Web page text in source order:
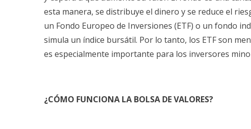
esta manera, se distribuye el dinero y se reduce el
un Fondo Europeo de Inversiones (ETF) o un fondo
simula un índice bursátil. Por lo tanto, los ETF son
es especialmente importante para los inversores
¿CÓMO FUNCIONA LA BOLSA DE VALORES?